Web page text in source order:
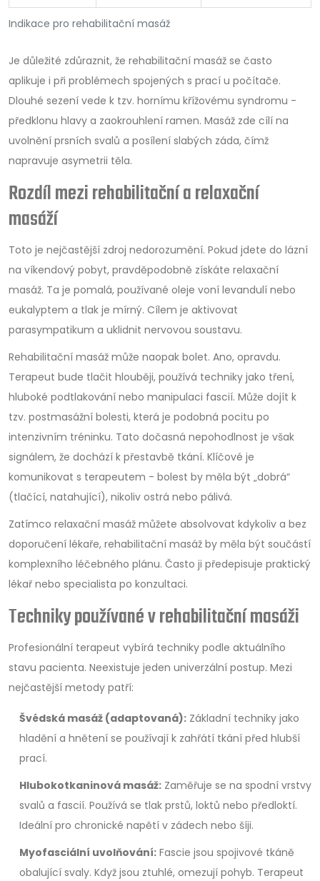
Indikace pro rehabilitační masáž
Je důležité zdůraznit, že rehabilitační masáž se často
aplikuje i při problémech spojených s prací u počítače.
Dlouhé sezení vede k tzv. hornímu křížovému syndromu -
předklonu hlavy a zaokrouhlení ramen. Masáž zde cílí na
uvolnění prsních svalů a posílení slabých záda, čímž
napravuje asymetrii těla.
Rozdíl mezi rehabilitační a relaxační
masáží
Toto je nejčastější zdroj nedorozumění. Pokud jdete do lázní
na víkendový pobyt, pravděpodobně získáte relaxační
masáž. Ta je pomalá, používané oleje voní levandulí nebo
eukalyptem a tlak je mírný. Cílem je aktivovat
parasympatikum a uklidnit nervovou soustavu.
Rehabilitační masáž může naopak bolet. Ano, opravdu.
Terapeut bude tlačit hlouběji, používá techniky jako tření,
hluboké podtlakování nebo manipulaci fascií. Může dojít k
tzv. postmasážní bolesti, která je podobná pocitu po
intenzivním tréninku. Tato dočasná nepohodlnost je však
signálem, že dochází k přestavbě tkání. Klíčové je
komunikovat s terapeutem - bolest by měla být „dobrá“
(tlačící, natahující), nikoliv ostrá nebo pálivá.
Zatímco relaxační masáž můžete absolvovat kdykoliv a bez
doporučení lékaře, rehabilitační masáž by měla být součástí
komplexního léčebného plánu. Často ji předepisuje praktický
lékař nebo specialista po konzultaci.
Techniky používané v rehabilitační masáži
Profesionální terapeut vybírá techniky podle aktuálního
stavu pacienta. Neexistuje jeden univerzální postup. Mezi
nejčastější metody patří:
Švédská masáž (adaptovaná): Základní techniky jako
hladění a hnětení se používají k zahřátí tkání před hlubší
prací.
Hlubokotkaninová masáž: Zaměřuje se na spodní vrstvy
svalů a fascií. Používá se tlak prstů, loktů nebo předloktí.
Ideální pro chronické napětí v zádech nebo šíji.
Myofasciální uvolňování: Fascie jsou spojivové tkáně
obalující svaly. Když jsou ztuhlé, omezují pohyb. Terapeut